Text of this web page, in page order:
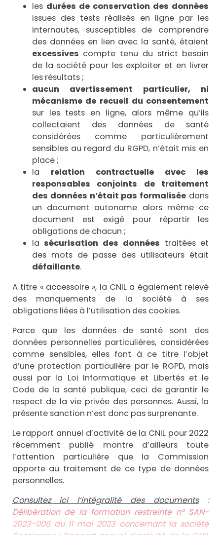
les durées de conservation des données
issues des tests réalisés en ligne par les
internautes, susceptibles de comprendre
des données en lien avec la santé, étaient
excessives compte tenu du strict besoin
de la société pour les exploiter et en livrer
les résultats ;
aucun avertissement particulier, ni
mécanisme de recueil du consentement
sur les tests en ligne, alors même qu’ils
collectaient des données de santé
considérées comme particulièrement
sensibles au regard du RGPD, n’était mis en
place ;
la relation contractuelle avec les
responsables conjoints de traitement
des données n’était pas formalisée dans
un document autonome alors même ce
document est exigé pour répartir les
obligations de chacun ;
lasécurisation des données traitées et
des mots de passe des utilisateurs était
défaillante.
A titre « accessoire », la CNIL a également relevé
des manquements de la société à ses
obligations liées à l’utilisation des cookies.
Parce que les données de santé sont des
données personnelles particulières, considérées
comme sensibles, elles font à ce titre l’objet
d’une protection particulière par le RGPD, mais
aussi par la Loi Informatique et Libertés et le
Code de la santé publique, ceci de garantir le
respect de la vie privée des personnes. Aussi, la
présente sanction n’est donc pas surprenante.
Le rapport annuel d’activité de la CNIL pour 2022
récemment publié montre d’ailleurs toute
l’attention particulière que la Commission
apporte au traitement de ce type de données
personnelles.
Consultez ici l’intégralité des documents:
Délibération de la formation restreinte n° SAN-
2023-006 du 11 mai 2023 concernant la société